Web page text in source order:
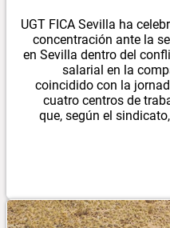
UGT FICA Sevilla ha
concentración ante la
en Sevilla dentro del
salarial en la
coincidido con la
cuatro centros de
que, según el